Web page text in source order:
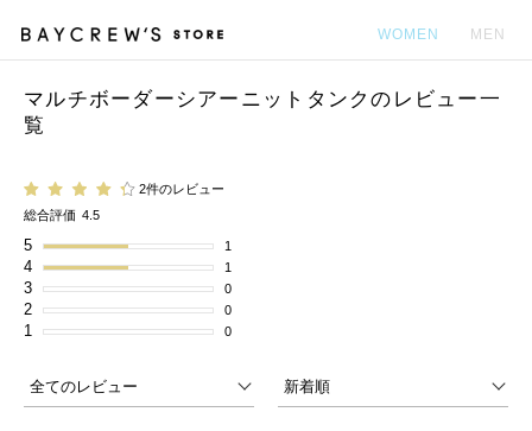
WOMEN MEN
マルチボーダーシアーニットタンクのレビュー一
覧
2件のレビュー
総合評価 4.5
5 1
4 1
3 0
2 0
1 0